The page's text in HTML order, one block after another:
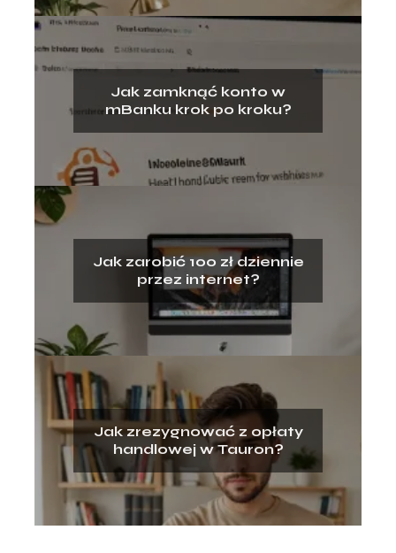
Jak zamknąć konto w
mBanku krok po kroku?
Jak zarobić 100 zł dziennie
przez internet?
Jak zrezygnować z opłaty
handlowej w Tauron?